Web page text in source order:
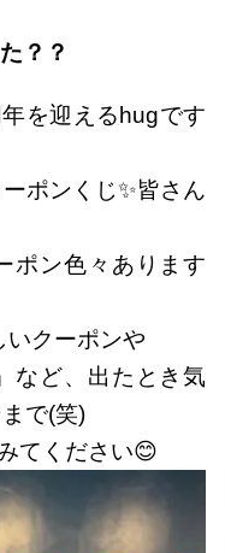
？？
を迎えるhugです
ポンくじ✨皆さん
ポン色々あります
いクーポンや
など、出たとき気
で(笑)
てください😊